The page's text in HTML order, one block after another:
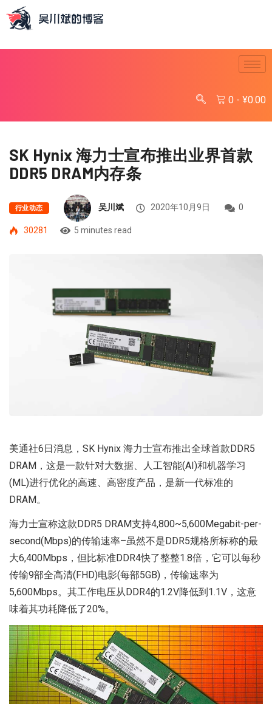
0 - ¥0.00
SK Hynix 海力士宣布推出业界首款
DDR5 DRAM内存条
行业动态 吴川斌 2020年10月9日 0
30281 5 minutes read
美通社6日消息，SK Hynix 海力士宣布推出全球首款DDR5
DRAM，这是一款针对大数据、人工智能(AI)和机器学习
(ML)进行优化的高速、高密度产品，是新一代标准的
DRAM。
海力士宣称这款DDR5 DRAM支持4,800~5,600Megabit-per-
second(Mbps)的传输速率–虽然不是DDR5规格所标称的最
大6,400Mbps，但比标准DDR4快了整整1.8倍，它可以每秒
传输9部全高清(FHD)电影(每部5GB)，传输速率为
5,600Mbps。其工作电压从DDR4的1.2V降低到1.1V，这意
味着其功耗降低了20%。